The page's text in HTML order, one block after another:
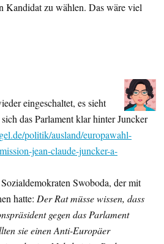
Kandidat zu wählen. Das wäre viel
eingeschaltet, es sieht
das Parlament klar hinter Juncker
politik/ausland/europawahl-
jean-claude-juncker-a-
Swoboda, der mit
hatte: Der Rat müsse wissen, dass
gegen das Parlament
sie einen Anti-Europäer